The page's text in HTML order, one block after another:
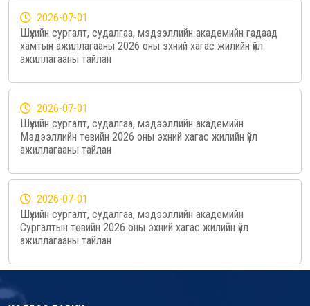
2026-07-01
Шүүхийн сургалт, судалгаа, мэдээллийн академийн гадаад
хамтын ажиллагааны 2026 оны эхний хагас жилийн үйл
ажиллагааны тайлан
2026-07-01
Шүүхийн сургалт, судалгаа, мэдээллийн академийн
Мэдээллийн төвийн 2026 оны эхний хагас жилийн үйл
ажиллагааны тайлан
2026-07-01
Шүүхийн сургалт, судалгаа, мэдээллийн академийн
Сургалтын төвийн 2026 оны эхний хагас жилийн үйл
ажиллагааны тайлан